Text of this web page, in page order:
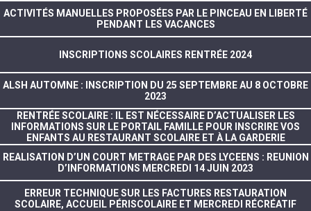
ACTIVITÉS MANUELLES PROPOSÉES PAR LE PINCEAU EN LIBERTÉ
PENDANT LES VACANCES
INSCRIPTIONS SCOLAIRES RENTRÉE 2024
ALSH AUTOMNE : INSCRIPTION DU 25 SEPTEMBRE AU 8 OCTOBRE
2023
RENTRÉE SCOLAIRE : IL EST NÉCESSAIRE D’ACTUALISER LES
INFORMATIONS SUR LE PORTAIL FAMILLE POUR INSCRIRE VOS
ENFANTS AU RESTAURANT SCOLAIRE ET À LA GARDERIE
REALISATION D’UN COURT METRAGE PAR DES LYCEENS : REUNION
D’INFORMATIONS MERCREDI 14 JUIN 2023
ERREUR TECHNIQUE SUR LES FACTURES RESTAURATION
SCOLAIRE, ACCUEIL PÉRISCOLAIRE ET MERCREDI RÉCRÉATIF